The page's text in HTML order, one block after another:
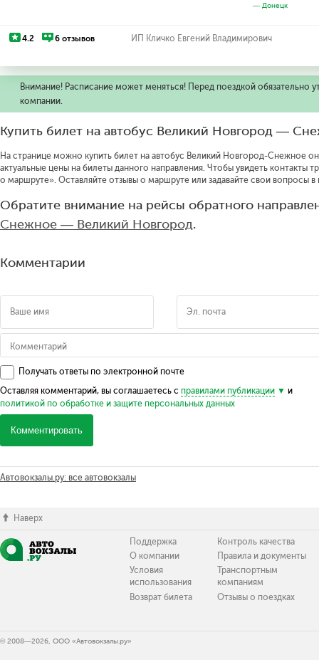
— Донецк
4.2 6 отзывов ИП Кличко Евгений Владимирович
Внимание! Расписание может меняться! Перед поездкой обязательно
компании.
Купить билет на автобус Великий Новгород —
На странице можно купить билет на автобус Великий Новгород-Снежное
актуальные цены на билеты данного направления. Чтобы увидеть контакты
о маршруте». Оставляйте отзывы о маршруте или задавайте свои вопросы
Обратите внимание на рейсы обратного
Снежное — Великий Новгород.
Комментарии
Получать ответы по электронной почте
Оставляя комментарий, вы соглашаетесь с правилами публикации
и
политикой по обработке и защите персональных данных
Комментировать
Автовокзалы.ру: все автовокзалы
Наверх
Поддержка
О компании
Условия
использования
Возврат билета
Контроль качества
Правила и документы
Транспортным
компаниям
Отзывы о поездках
© 2008—2026, ООО «Автовокзалы.ру»